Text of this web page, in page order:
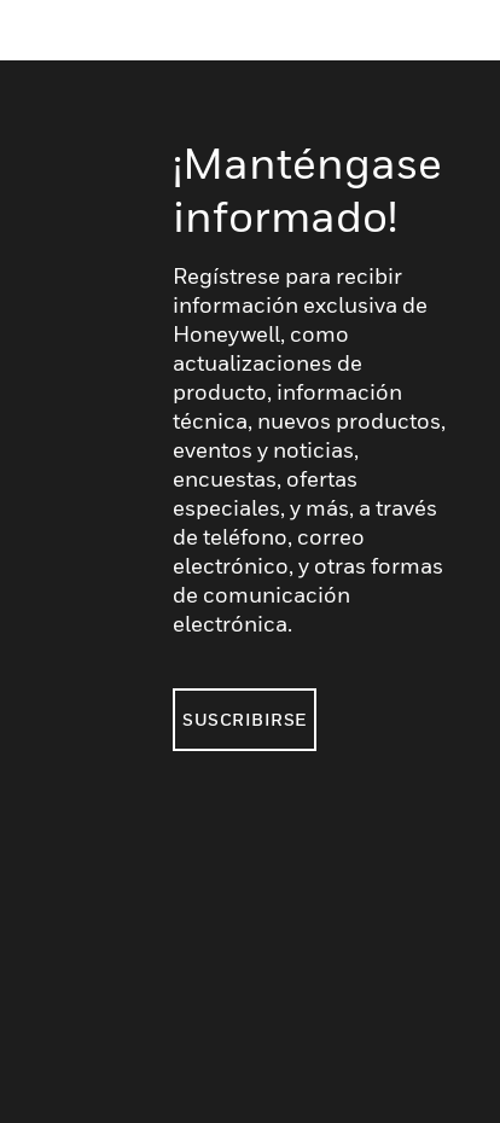
¡Manténgase
informado!
Regístrese para recibir
información exclusiva de
Honeywell, como
actualizaciones de
producto, información
técnica, nuevos productos,
eventos y noticias,
encuestas, ofertas
especiales, y más, a través
de teléfono, correo
electrónico, y otras formas
de comunicación
electrónica.
SUSCRIBIRSE